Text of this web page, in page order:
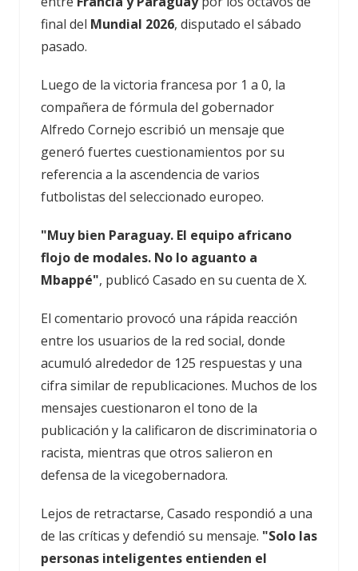
final del Mundial 2026, disputado el sábado
pasado.
Luego de la victoria francesa por 1 a 0, la
compañera de fórmula del gobernador
Alfredo Cornejo escribió un mensaje que
generó fuertes cuestionamientos por su
referencia a la ascendencia de varios
futbolistas del seleccionado europeo.
"Muy bien Paraguay. El equipo africano
flojo de modales. No lo aguanto a
Mbappé", publicó Casado en su cuenta de X.
El comentario provocó una rápida reacción
entre los usuarios de la red social, donde
acumuló alrededor de 125 respuestas y una
cifra similar de republicaciones. Muchos de los
mensajes cuestionaron el tono de la
publicación y la calificaron de discriminatoria o
racista, mientras que otros salieron en
defensa de la vicegobernadora.
Lejos de retractarse, Casado respondió a una
de las críticas y defendió su mensaje. "Solo las
personas inteligentes entienden el